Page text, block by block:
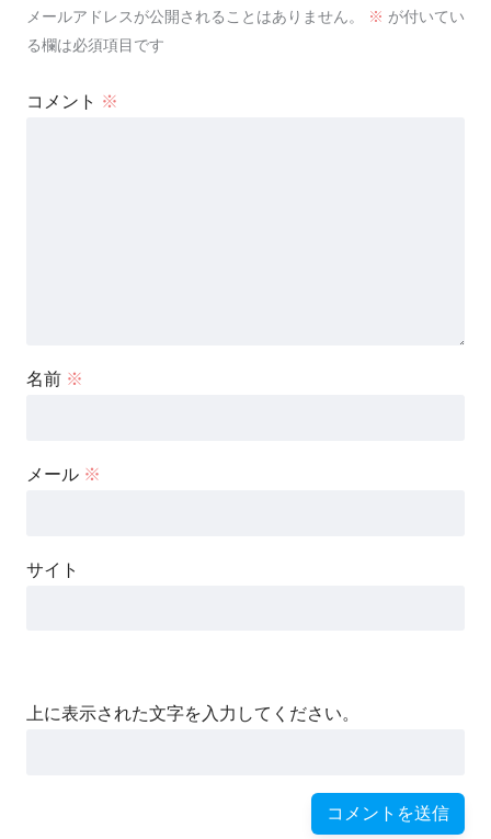
メールアドレスが公開されることはありません。 ※ が付いてい
る欄は必須項目です
コメント ※
名前 ※
メール ※
サイト
上に表示された文字を入力してください。